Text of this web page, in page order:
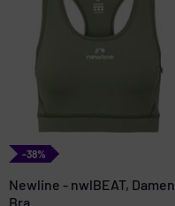
-38%
Newline - nwlBEAT, Damen
Bra